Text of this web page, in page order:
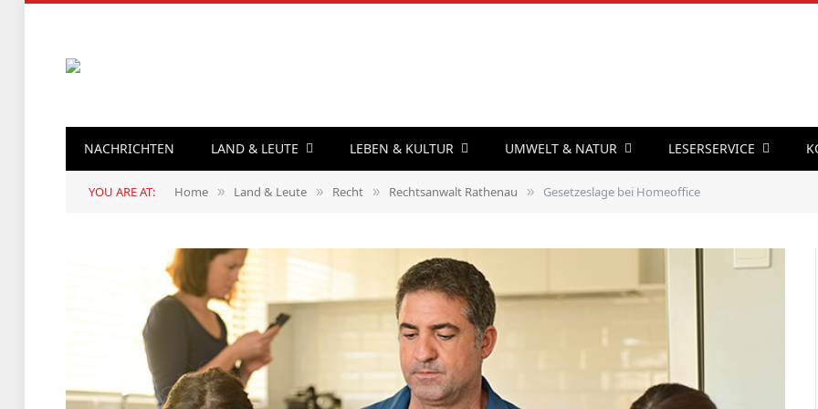
NACHRICHTEN LAND & LEUTE LEBEN & KULTUR UMWELT & NATUR LESERSERVICE
YOU ARE AT: Home » Land & Leute » Recht » Rechtsanwalt Rathenau » Gesetzeslage bei Homeoffice